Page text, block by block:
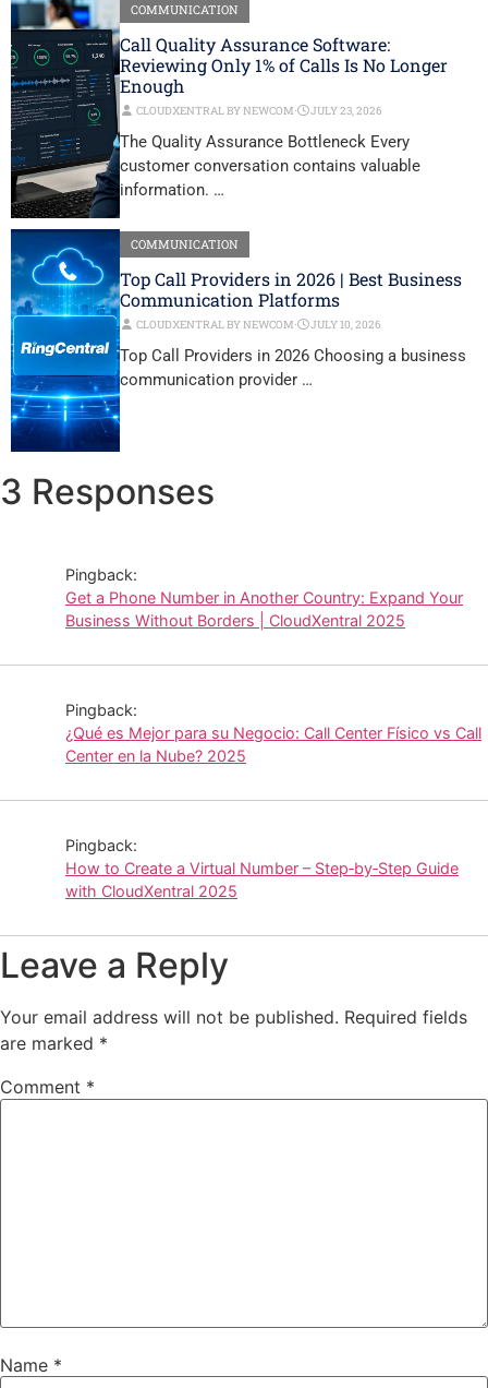
COMMUNICATION
Call Quality Assurance Software:
Reviewing Only 1% of Calls Is No Longer
Enough
CLOUDXENTRAL BY NEWCOM⋅ JULY 23, 2026
The Quality Assurance Bottleneck Every
customer conversation contains valuable
information. …
COMMUNICATION
Top Call Providers in 2026 | Best Business
Communication Platforms
CLOUDXENTRAL BY NEWCOM⋅ JULY 10, 2026
Top Call Providers in 2026 Choosing a business
communication provider …
3 Responses
Pingback:
Get a Phone Number in Another Country: Expand Your
Business Without Borders | CloudXentral 2025
Pingback:
¿Qué es Mejor para su Negocio: Call Center Físico vs Call
Center en la Nube? 2025
Pingback:
How to Create a Virtual Number – Step‑by‑Step Guide
with CloudXentral 2025
Leave a Reply
Your email address will not be published. Required fields
are marked *
Comment *
Name *